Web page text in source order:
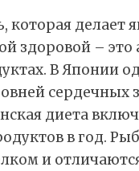
которая делает
здоровой – это
В Японии
сердечных
диета
в год.
и